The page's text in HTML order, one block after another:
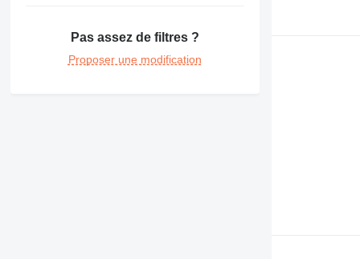
Pas assez de filtres ?
Proposer une modification